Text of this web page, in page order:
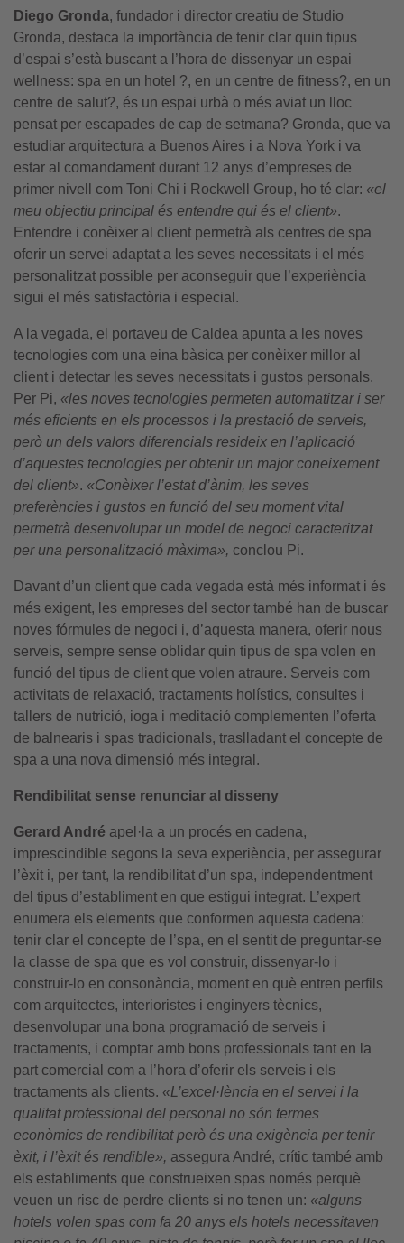
Diego Gronda, fundador i director creatiu de Studio
Gronda, destaca la importància de tenir clar quin tipus
d’espai s’està buscant a l’hora de dissenyar un espai
wellness: spa en un hotel ?, en un centre de fitness?, en un
centre de salut?, és un espai urbà o més aviat un lloc
pensat per escapades de cap de setmana? Gronda, que va
estudiar arquitectura a Buenos Aires i a Nova York i va
estar al comandament durant 12 anys d’empreses de
primer nivell com Toni Chi i Rockwell Group, ho té clar: «el
meu objectiu principal és entendre qui és el client».
Entendre i conèixer al client permetrà als centres de spa
oferir un servei adaptat a les seves necessitats i el més
personalitzat possible per aconseguir que l’experiència
sigui el més satisfactòria i especial.
A la vegada, el portaveu de Caldea apunta a les noves
tecnologies com una eina bàsica per conèixer millor al
client i detectar les seves necessitats i gustos personals.
Per Pi, «les noves tecnologies permeten automatitzar i ser
més eficients en els processos i la prestació de serveis,
però un dels valors diferencials resideix en l’aplicació
d’aquestes tecnologies per obtenir un major coneixement
del client». «Conèixer l’estat d’ànim, les seves
preferències i gustos en funció del seu moment vital
permetrà desenvolupar un model de negoci caracteritzat
per una personalització màxima», conclou Pi.
Davant d’un client que cada vegada està més informat i és
més exigent, les empreses del sector també han de buscar
noves fórmules de negoci i, d’aquesta manera, oferir nous
serveis, sempre sense oblidar quin tipus de spa volen en
funció del tipus de client que volen atraure. Serveis com
activitats de relaxació, tractaments holístics, consultes i
tallers de nutrició, ioga i meditació complementen l’oferta
de balnearis i spas tradicionals, traslladant el concepte de
spa a una nova dimensió més integral.
Rendibilitat sense renunciar al disseny
Gerard André apel·la a un procés en cadena,
imprescindible segons la seva experiència, per assegurar
l’èxit i, per tant, la rendibilitat d’un spa, independentment
del tipus d’establiment en que estigui integrat. L’expert
enumera els elements que conformen aquesta cadena:
tenir clar el concepte de l’spa, en el sentit de preguntar-se
la classe de spa que es vol construir, dissenyar-lo i
construir-lo en consonància, moment en què entren perfils
com arquitectes, interioristes i enginyers tècnics,
desenvolupar una bona programació de serveis i
tractaments, i comptar amb bons professionals tant en la
part comercial com a l’hora d’oferir els serveis i els
tractaments als clients. «L’excel·lència en el servei i la
qualitat professional del personal no són termes
econòmics de rendibilitat però és una exigència per tenir
èxit, i l’èxit és rendible», assegura André, crític també amb
els establiments que construeixen spas només perquè
veuen un risc de perdre clients si no tenen un: «alguns
hotels volen spas com fa 20 anys els hotels necessitaven